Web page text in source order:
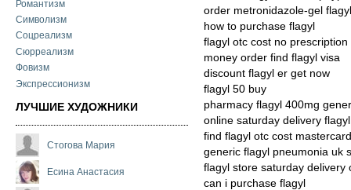
Романтизм
Символизм
Соцреализм
Сюрреализм
Фовизм
Экспрессионизм
ЛУЧШИЕ ХУДОЖНИКИ
Стогова Мария
Есина Анастасия
order metronidazole-gel
how to purchase flagyl
flagyl otc cost no prescription
money order find flagyl visa
discount flagyl er get now
flagyl 50 buy
pharmacy flagyl 400mg
online saturday delivery flagyl
find flagyl otc cost mastercard
generic flagyl pneumonia uk
flagyl store saturday delivery
can i purchase flagyl